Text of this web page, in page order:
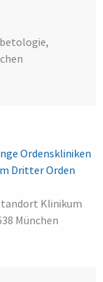
Ordenskliniken
Dritter Orden
Klinikum
München